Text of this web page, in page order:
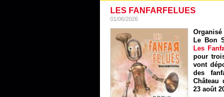
LES FANFARFELUES
01/06/2026
Le Bon
Les
pour
vont
des
23 août